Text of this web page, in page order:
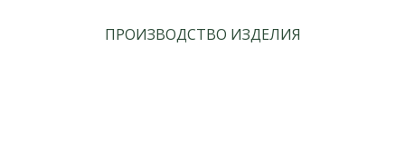
ПРОИЗВОДСТВО ИЗДЕЛИЯ